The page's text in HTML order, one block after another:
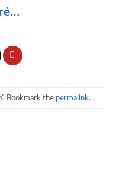
…
. Bookmark the permalink.